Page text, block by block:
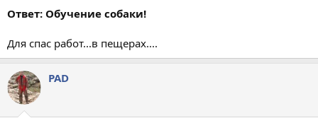
Ответ: Обучение собаки!
Для спас работ...в пещерах....
PAD